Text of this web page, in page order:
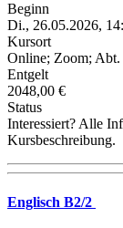
Beginn
Di., 26.05.2026,
Kursort
Online; Zoom; Abt.
Entgelt
2048,00 €
Status
Interessiert? Alle
Kursbeschreibung.
Englisch B2/2